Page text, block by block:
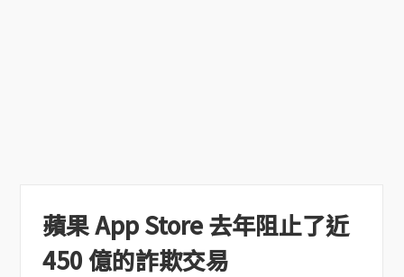
蘋果 App Store 去年阻止了近
450 億的詐欺交易